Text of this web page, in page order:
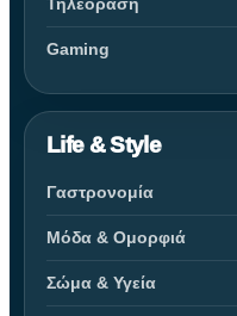
Gaming
Life & Style
Γαστρονομία
Μόδα & Ομορφιά
Σώμα & Υγεία